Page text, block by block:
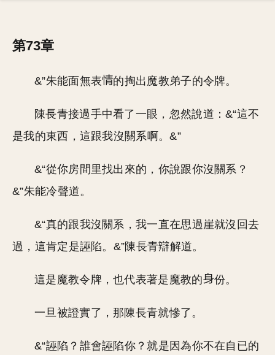
第73章
&”朱能面無表 的掏出魔教弟子的令牌。
陳長青接過手中看了一眼，忽然說道：&“這不
是我的東西，這跟我沒關系啊。&”
&“從你房間里找出來的，你說跟你沒關系？
&”朱能冷聲道。
&“真的跟我沒關系，我一直在思過崖就沒回去
過，這肯定是誣陷。&”陳長青辯解道。
這是魔教令牌，也代表著是魔教的 份。
一旦被證實了，那陳長青就慘了。
&“誣陷？誰會誣陷你？就是因為你不在自已的